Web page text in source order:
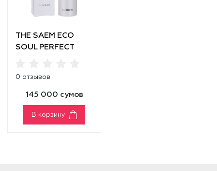
THE SAEM ECO
SOUL PERFECT
0 отзывов
145 000 сумов
В корзину